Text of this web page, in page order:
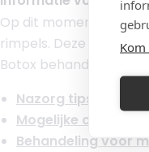
Op dit moment zijn er
rimpels. Deze merken
Botox behandeling in
Nazorg tips
Mogelijke
Behandeling voor